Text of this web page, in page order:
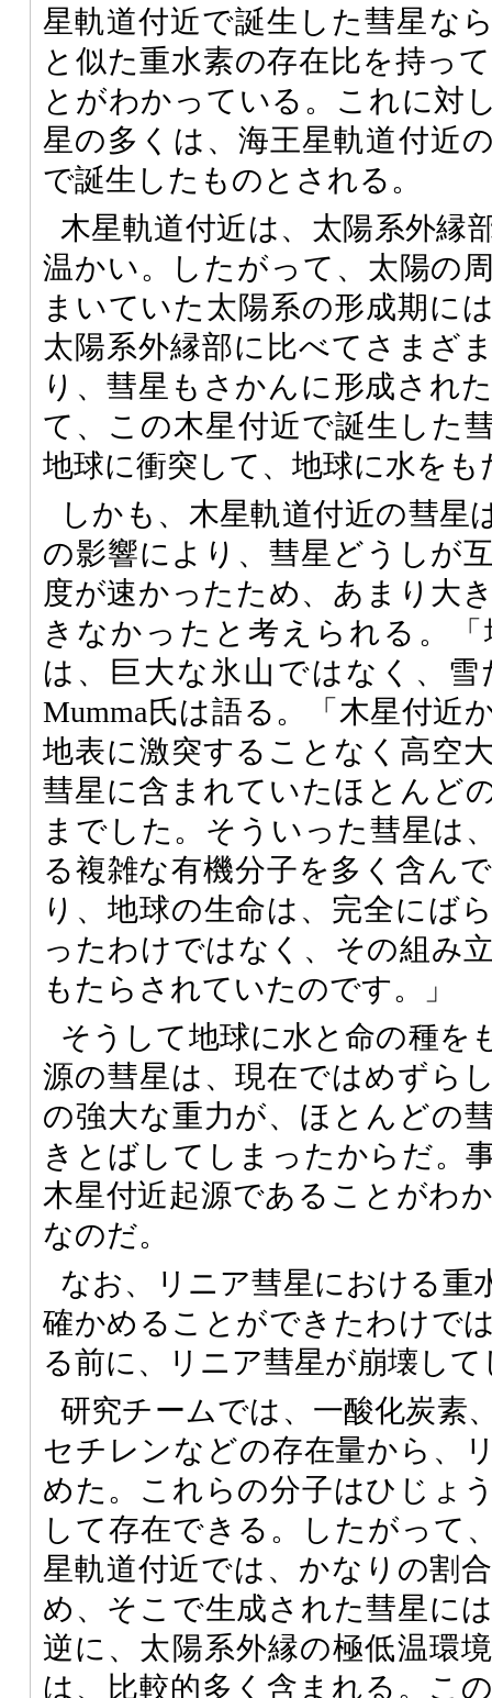
星軌道付近で誕生した彗星な
と似た重水素の存在比を持っ
とがわかっている。これに対
星の多くは、海王星軌道付近
で誕生したものとされる。
木星軌道付近は、太陽系外縁
温かい。したがって、太陽の
まいていた太陽系の形成期に
太陽系外縁部に比べてさまざ
り、彗星もさかんに形成され
て、この木星付近で誕生した
地球に衝突して、地球に水を
しかも、木星軌道付近の彗星
の影響により、彗星どうしが
度が速かったため、あまり大
きなかったと考えられる。
は、巨大な氷山ではなく、
Mumma氏は語る。「木星付近
地表に激突することなく高空
彗星に含まれていたほとんど
までした。そういった彗星は
る複雑な有機分子を多く含ん
り、地球の生命は、完全にば
ったわけではなく、その組み
もたらされていたのです。」
そうして地球に水と命の種を
源の彗星は、現在ではめずら
の強大な重力が、ほとんどの
きとばしてしまったからだ。
木星付近起源であることがわ
なのだ。
なお、リニア彗星における重
確かめることができたわけで
る前に、リニア彗星が崩壊し
研究チームでは、一酸化炭素
セチレンなどの存在量から、
めた。これらの分子はひじょ
して存在できる。したがって
星軌道付近では、かなりの割
め、そこで生成された彗星に
逆に、太陽系外縁の極低温環
は、比較的多く含まれる。こ